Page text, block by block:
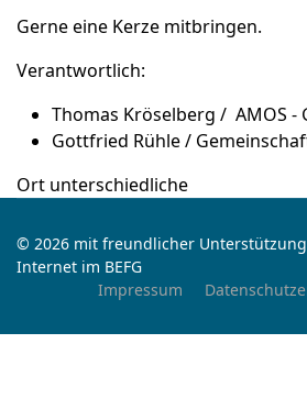
Gerne eine Kerze mitbringen.
Verantwortlich:
Thomas Kröselberg / AMOS -
Gottfried Rühle /
Ort unterschiedliche
© 2026 mit freundlicher
Internet im BEFG
Impressum